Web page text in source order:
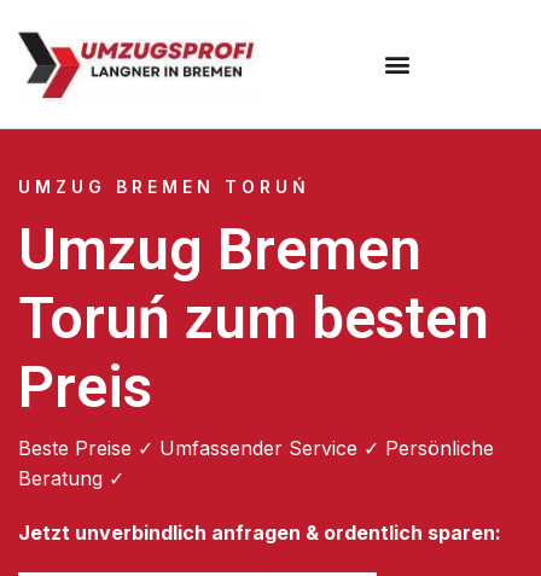
UMZUG BREMEN TORUŃ
Umzug Bremen
Toruń zum besten
Preis
Beste Preise ✓ Umfassender Service ✓ Persönliche
Beratung ✓
Jetzt unverbindlich anfragen & ordentlich sparen: